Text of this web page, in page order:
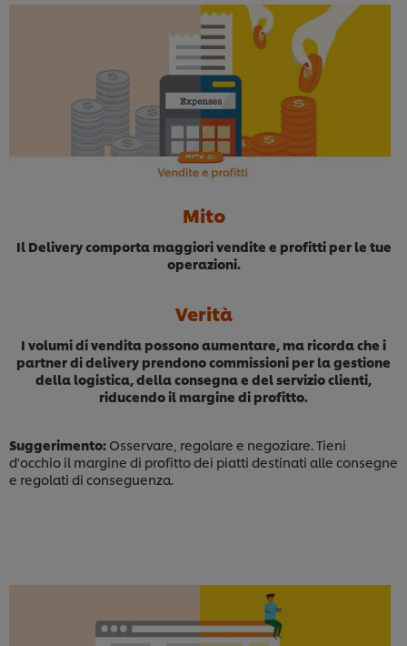
Mito
Il Delivery comporta maggiori vendite e profitti per le tue
operazioni.
Verità
I volumi di vendita possono aumentare, ma ricorda che i
partner di delivery prendono commissioni per la gestione
della logistica, della consegna e del servizio clienti,
riducendo il margine di profitto.
Suggerimento: Osservare, regolare e negoziare. Tieni
d'occhio il margine di profitto dei piatti destinati alle consegne
e regolati di conseguenza.